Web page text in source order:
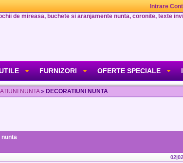
Intrare Cont
de mireasa, buchete si aranjamente nunta, coronite, texte
FURNIZORI OFERTE SPECIALE
NUNTA» DECORATIUNI NUNTA
nunta